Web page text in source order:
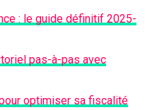
: le guide définitif 2025-
pas-à-pas avec
optimiser sa fiscalité